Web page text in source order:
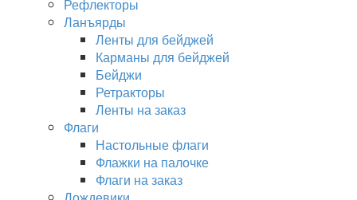
Рефлекторы
Ланъярды
Ленты для бейджей
Карманы для бейджей
Бейджи
Ретракторы
Ленты на заказ
Флаги
Настольные флаги
Флажки на палочке
Флаги на заказ